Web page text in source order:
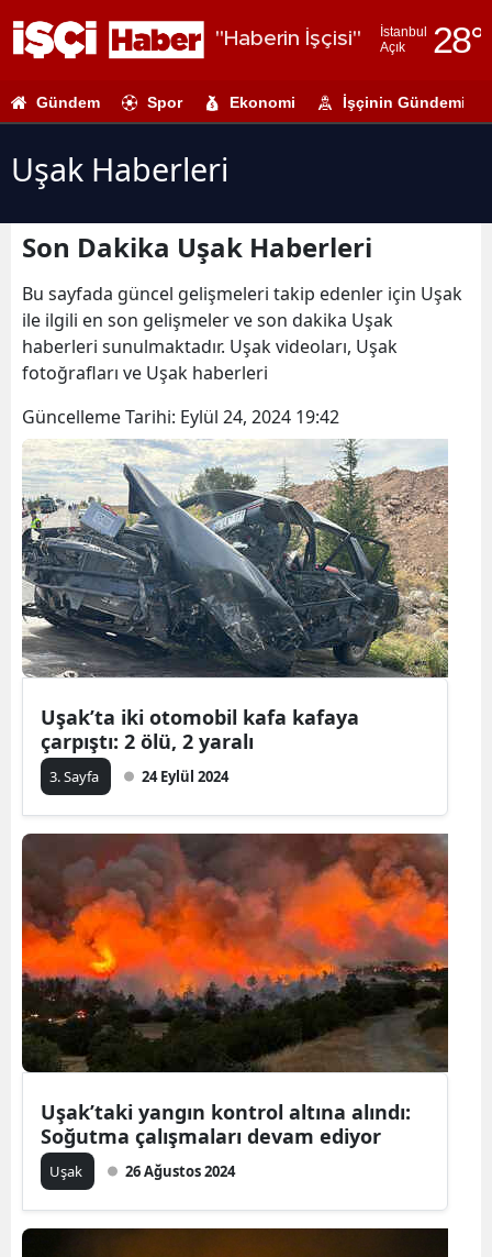
"Haberin İşçisi"
İstanbul
Açık
28°
Adıyaman
Ankara
Balıkesir
Bilecik
Bingöl
Bitlis
Bolu
Çankırı
Çorum
Denizli
Diyarbakır
Edirne
Elazığ
Gündem Spor Ekonomi İşçinin Gündemi
Uşak Haberleri
Son Dakika Uşak Haberleri
Bu sayfada güncel gelişmeleri takip edenler için Uşak
ile ilgili en son gelişmeler ve son dakika Uşak
haberleri sunulmaktadır. Uşak videoları, Uşak
fotoğrafları ve Uşak haberleri
Güncelleme Tarihi: Eylül 24, 2024 19:42
Uşak’ta iki otomobil kafa kafaya
çarpıştı: 2 ölü, 2 yaralı
3. Sayfa 24 Eylül 2024
Uşak’taki yangın kontrol altına alındı:
Soğutma çalışmaları devam ediyor
Uşak 26 Ağustos 2024